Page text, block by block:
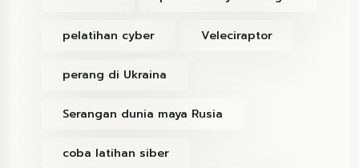
pelatihan cyber Veleciraptor
perang di Ukraina
Serangan dunia maya Rusia
coba latihan siber